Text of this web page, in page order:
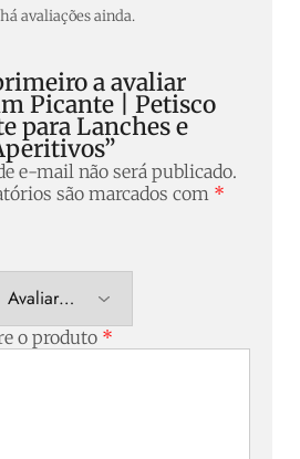
avaliações ainda.
a avaliar
Picante | Petisco
para Lanches e
e-mail não será publicado.
são marcados com *
o produto *